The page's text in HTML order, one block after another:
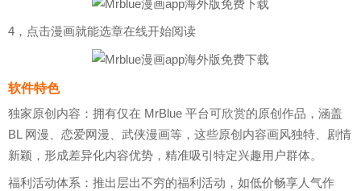
4，点击漫画就能选章在线开始阅读
软件特色
独家原创内容：拥有仅在 MrBlue 平台可欣赏的原创作品，涵盖
BL 网漫、恋爱网漫、武侠漫画等，这些原创内容画风独特、剧情
新颖，形成差异化内容优势，精准吸引特定兴趣用户群体。
福利活动体系：推出层出不穷的福利活动，如低价畅享人气作